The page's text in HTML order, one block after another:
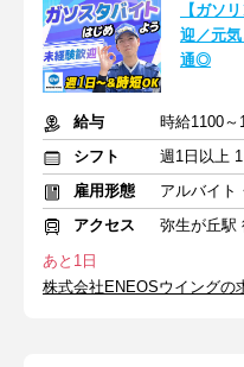
【ガソ
迎／元
通◎
給与
時給1100
シフト
週1日以上
雇用形態
アルバイト
アクセス
弥生が丘駅
あと1日
株式会社ENEOSウイングの